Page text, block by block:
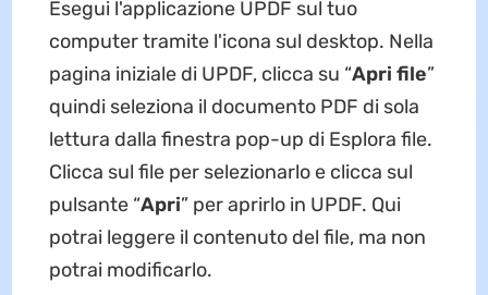
Esegui l'applicazione UPDF sul tuo
computer tramite l'icona sul desktop. Nella
pagina iniziale di UPDF, clicca su “Apri file”
quindi seleziona il documento PDF di sola
lettura dalla finestra pop-up di Esplora file.
Clicca sul file per selezionarlo e clicca sul
pulsante “Apri” per aprirlo in UPDF. Qui
potrai leggere il contenuto del file, ma non
potrai modificarlo.